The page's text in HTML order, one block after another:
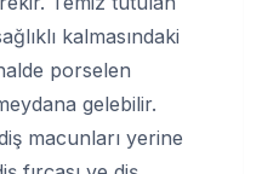
kalmasındaki
porselen
gelebilir.
macunları yerine